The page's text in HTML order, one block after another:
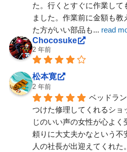
た。行くとすぐに作業して
ました。作業前に金額も
た方がいい部品も... read
Chocosuke
2 年前
松本寛
2 年前
ベッドラ
つけた修理してくれるショ
じのいい声の女性が心よ
頼りに大丈夫かなという不
人の社長が出迎えてくれ